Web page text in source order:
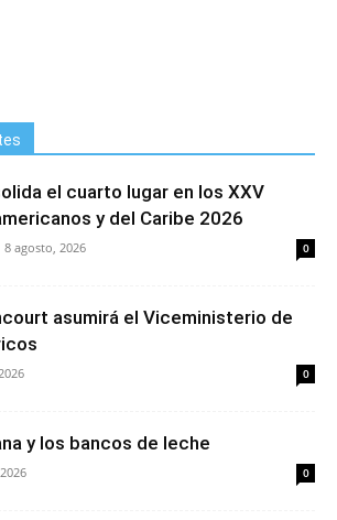
el cuarto lugar en los XXV
y del Caribe 2026
8 agosto, 2026 0
asumirá el Viceministerio de
0
y los bancos de leche
0